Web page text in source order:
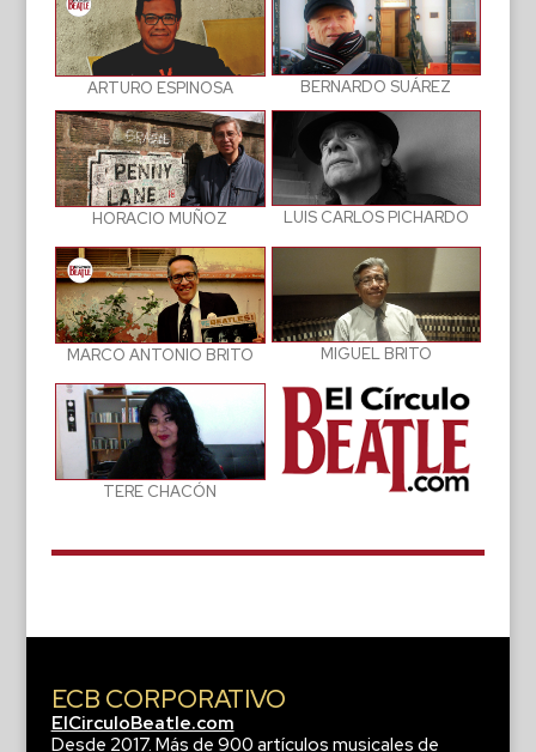
ARTURO ESPINOSA BERNARDO SUÁREZ
HORACIO MUÑOZ LUIS CARLOS PICHARDO
MARCO ANTONIO BRITO MIGUEL BRITO
TERE CHACÓN
ECB CORPORATIVO
ElCirculoBeatle.com
Desde 2017. Más de 900 artículos musicales de